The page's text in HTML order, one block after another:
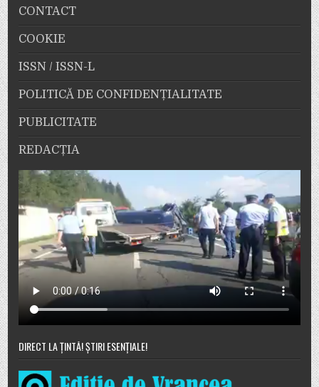
CONTACT
COOKIE
ISSN / ISSN-L
POLITICĂ DE CONFIDENȚIALITATE
PUBLICITATE
REDACȚIA
DIRECT LA ȚINTĂ! ȘTIRI ESENȚIALE!